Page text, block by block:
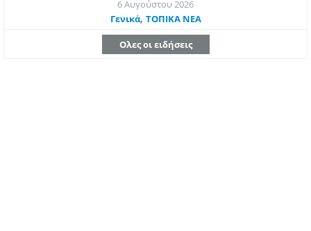
6 Αυγούστου 2026
Γενικά, ΤΟΠΙΚΑ ΝΕΑ
Ολες οι ειδήσεις